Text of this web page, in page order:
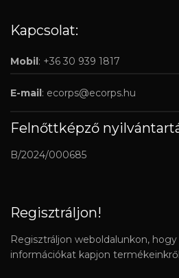
Kapcsolat:
Mobil: +36 30 939 1817
E-mail: ecorps@ecorps.hu
Felnőttképző
B/2024/000685
Regisztráljon!
Regisztráljon weboldalunkon,
információkat kapjon